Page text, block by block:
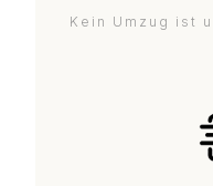
Kein Umzug ist